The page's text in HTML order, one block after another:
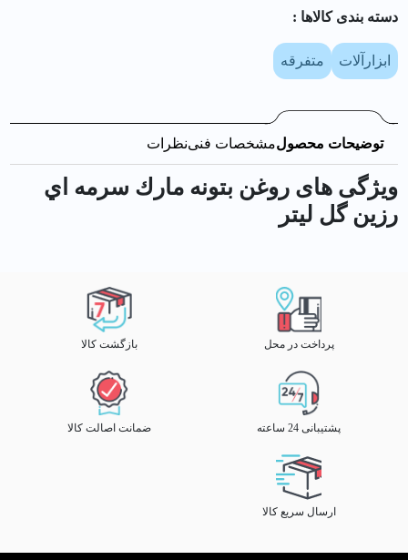
دسته بندی کالا‌ها :
ابزارآلات متفرقه
توضیحات محصولمشخصات فنینظرات
ویژگی های روغن بتونه مارك سرمه اي
رزين گل ليتر
پرداخت در محل بازگشت کالا
پشتیبانی 24 ساعته ضمانت اصالت کالا
ارسال سریع کالا